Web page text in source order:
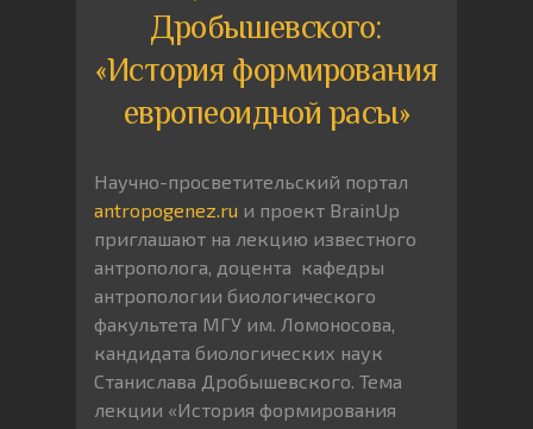
Дробышевского:
«История формирования
европеоидной расы»
Научно-просветительский портал
antropogenez.ru и проект BrainUp
приглашают на лекцию известного
антрополога, доцента кафедры
антропологии биологического
факультета МГУ им. Ломоносова,
кандидата биологических наук
Станислава Дробышевского. Тема
лекции «История формирования